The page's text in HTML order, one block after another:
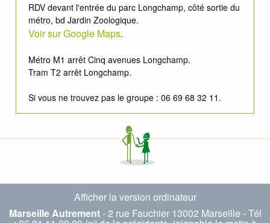
RDV devant l'entrée du parc Longchamp, côté sortie du
métro, bd Jardin Zoologique.
Voir sur Google Maps.
Métro M1 arrêt Cinq avenues Longchamp.
Tram T2 arrêt Longchamp.
Si vous ne trouvez pas le groupe : 06 69 68 32 11.
Afficher la version ordinateur
Marseille Autrement- 2 rue Fauchier 13002 Marseille - Tél